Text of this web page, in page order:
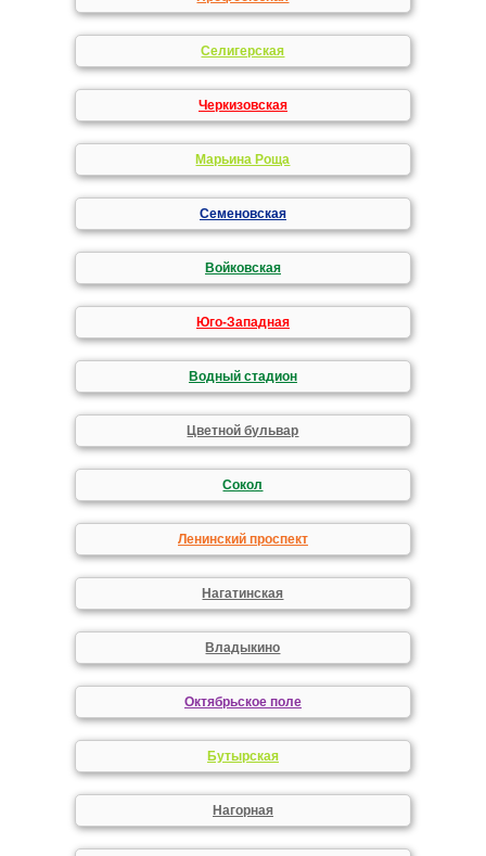
Селигерская
Черкизовская
Марьина Роща
Семеновская
Войковская
Юго-Западная
Водный стадион
Цветной бульвар
Сокол
Ленинский проспект
Нагатинская
Владыкино
Октябрьское поле
Бутырская
Нагорная